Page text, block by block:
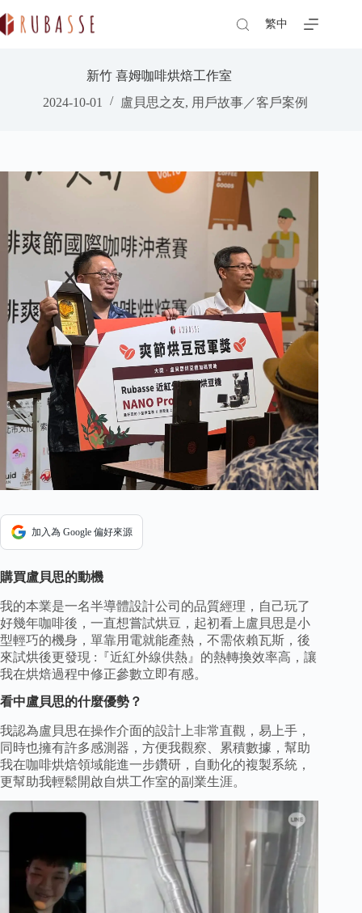
to
content
繁中
新竹 喜姆咖啡烘焙工作室
2024-10-01
盧貝思之友, 用戶故事／客戶案例
加入為 Google 偏好來源
購買盧貝思的動機
我的本業是一名半導體設計公司的品質經理，自己玩了
好幾年咖啡後，一直想嘗試烘豆，起初看上盧貝思是小
型輕巧的機身，單靠用電就能產熱，不需依賴瓦斯，後
來試烘後更發現 :『近紅外線供熱』的熱轉換效率高，讓
我在烘焙過程中修正參數立即有感。
看中盧貝思的什麼優勢？
我認為盧貝思在操作介面的設計上非常直觀，易上手，
同時也擁有許多感測器，方便我觀察、累積數據，幫助
我在咖啡烘焙領域能進一步鑽研，自動化的複製系統，
更幫助我輕鬆開啟自烘工作室的副業生涯。